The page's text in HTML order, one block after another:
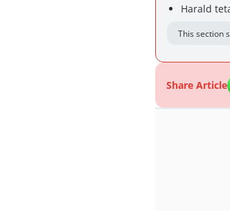
Harald
This section
Share Article